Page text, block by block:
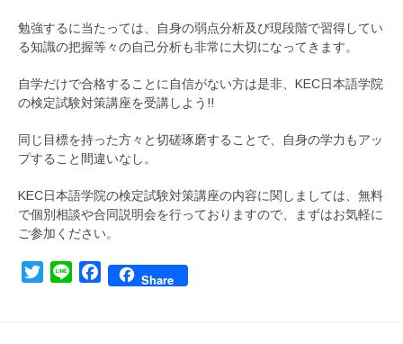
勉強するに当たっては、自身の弱点分析及び現段階で習得してい
る知識の把握等々の自己分析も非常に大切になってきます。
自学だけで合格することに自信がない方は是非、KEC日本語学院
の検定試験対策講座を受講しよう!!
同じ目標を持った方々と切磋琢磨することで、自身の学力もアッ
プすること間違いなし。
KEC日本語学院の検定試験対策講座の内容に関しましては、無料
で個別相談や合同説明会を行っておりますので、まずはお気軽に
ご参加ください。
TwitterLine FacebookShare